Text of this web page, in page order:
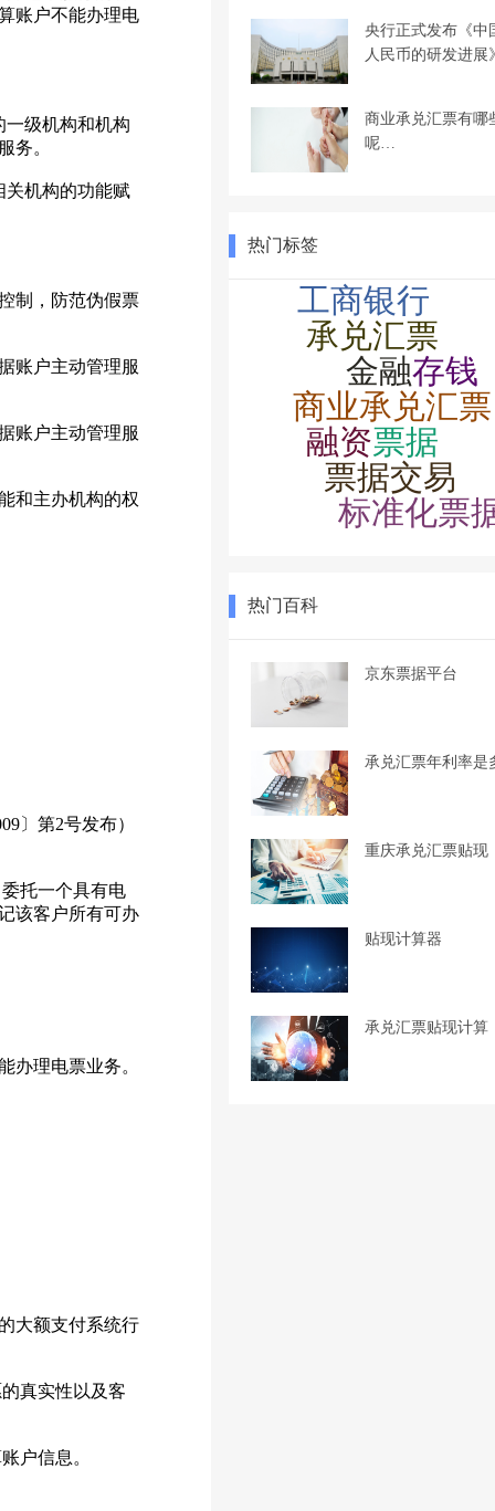
账户不能办理电
级机构和机构
务。
机构的功能赋
制，防范伪假票
账户主动管理服
账户主动管理服
和主办机构的权
〕第2号发布）
托一个具有电
该客户所有可办
理电票业务。
大额支付系统行
真实性以及客
户信息。
央行正式发布《中
人民币的研发进
商业承兑汇票有哪
呢…
热门标签
热门百科
京东票据平台
承兑汇票年利率是
重庆承兑汇票贴现
贴现计算器
承兑汇票贴现计算